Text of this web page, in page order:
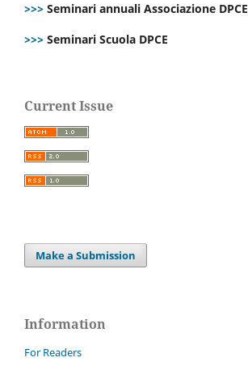
>>> Seminari annuali Associazione DPCE
>>> Seminari Scuola DPCE
Current Issue
Make a Submission
Information
For Readers